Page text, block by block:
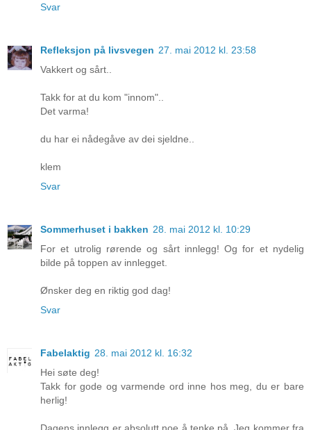
Svar
Refleksjon på livsvegen 27. mai 2012 kl. 23:58
Vakkert og sårt..
Takk for at du kom "innom"..
Det varma!
du har ei nådegåve av dei sjeldne..
klem
Svar
Sommerhuset i bakken 28. mai 2012 kl. 10:29
For et utrolig rørende og sårt innlegg! Og for et nydelig
bilde på toppen av innlegget.
Ønsker deg en riktig god dag!
Svar
Fabelaktig 28. mai 2012 kl. 16:32
Hei søte deg!
Takk for gode og varmende ord inne hos meg, du er bare
herlig!
Dagens innlegg er absolutt noe å tenke på. Jeg kommer fra